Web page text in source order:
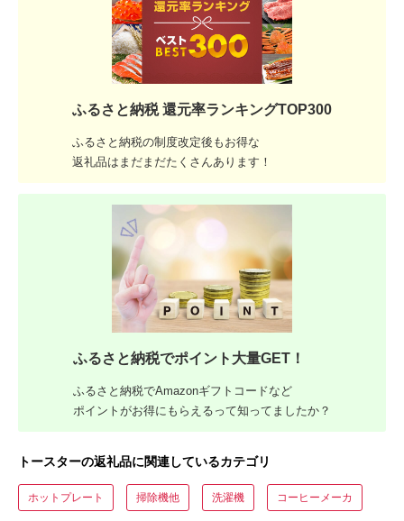
ふるさと納税 還元率ランキングTOP300
ふるさと納税の制度改定後もお得な
返礼品はまだまだたくさんあります！
ふるさと納税でポイント大量GET！
ふるさと納税でAmazonギフトコードなど
ポイントがお得にもらえるって知ってましたか？
トースターの返礼品に関連しているカテゴリ
ホットプレート 掃除機他 洗濯機 コーヒーメーカ